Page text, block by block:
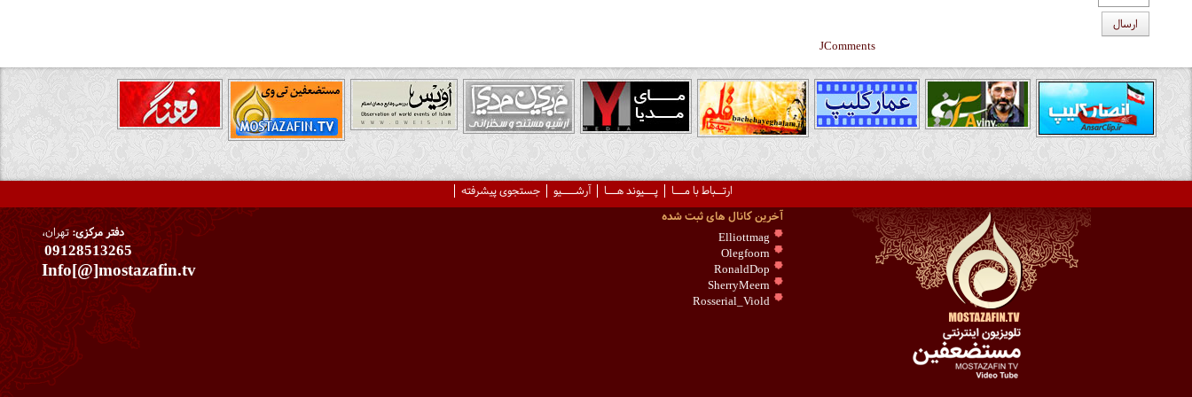
ارسال
JComments
ارتــباط با مـــا پـــیوند هـــا آرشــــیو جستجوی پیشرفته
دفتر مرکزی:تهران،
09128513265
Info[@]mostazafin.tv
آخرین کانال های ثبت شده
Elliottmag
Olegfoorn
RonaldDop
SherryMeern
Rosserial_Viold